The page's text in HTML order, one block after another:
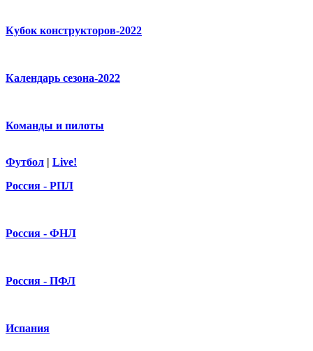
Кубок конструкторов-2022
Календарь сезона-2022
Команды и пилоты
Футбол | Live!
Россия - РПЛ
Россия - ФНЛ
Россия - ПФЛ
Испания